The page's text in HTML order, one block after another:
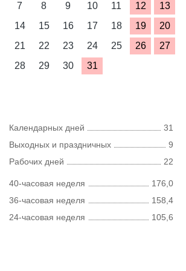
7
8 9 10 11 12
13
14
15 16 17 18 19
20
21
22 23 24 25 26
27
28
29 30 31
Календарных дней
31
Выходных и праздничных
9
Рабочих дней
22
40-часовая неделя
176,0
36-часовая неделя
158,4
24-часовая неделя
105,6